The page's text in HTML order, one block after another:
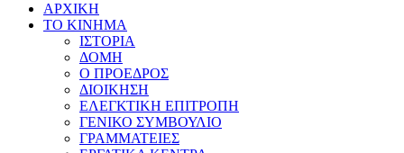
ΑΡΧΙΚΗ
ΤΟ ΚΙΝΗΜΑ
ΙΣΤΟΡΙΑ
ΔΟΜΗ
Ο ΠΡΟΕΔΡΟΣ
ΔΙΟΙΚΗΣΗ
ΕΛΕΓΚΤΙΚΗ ΕΠΙΤΡΟΠΗ
ΓΕΝΙΚΟ ΣΥΜΒΟΥΛΙΟ
ΓΡΑΜΜΑΤΕΙΕΣ